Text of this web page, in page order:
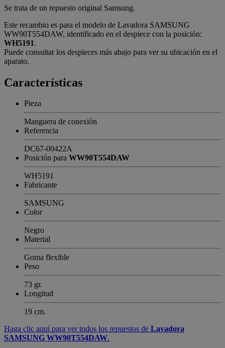
Se trata de un repuesto original Samsung.
Este recambio es para el modelo de Lavadora SAMSUNG
WW90T554DAW, identificado en el despiece con la posición:
WH5191.
Puede consultar los despieces más abajo para ver su ubicación en el
aparato.
Características
Pieza
Manguera de conexión
Referencia
DC67-00422A
Posición para WW90T554DAW
WH5191
Fabricante
SAMSUNG
Color
Negro
Material
Goma flexible
Peso
73 gr.
Longitud
19 cm.
Haga clic aquí para ver todos los repuestos de Lavadora
SAMSUNG WW90T554DAW.